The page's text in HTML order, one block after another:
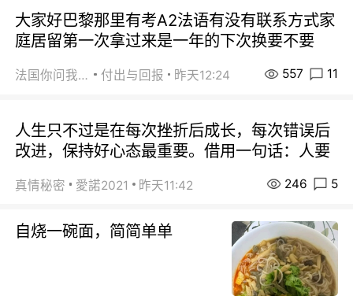
大家好巴黎那里有考A2法语有没有联系方式家
庭居留第一次拿过来是一年的下次换要不要
法国你问我答 付出与回报 昨天12:24 557 11
人生只不过是在每次挫折后成长，每次错误后
改进，保持好心态最重要。借用一句话：人要
真情秘密 愛諾2021 昨天11:42 246 5
自烧一碗面，简简单单